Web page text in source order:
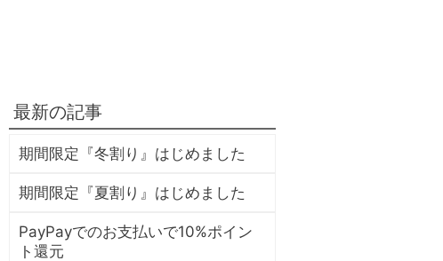
最新の記事
期間限定『冬割り』はじめました
期間限定『夏割り』はじめました
PayPayでのお支払いで10%ポイン
ト還元